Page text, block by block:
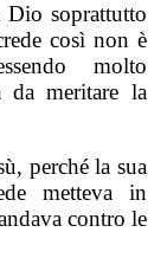
soprattutto
così non è
molto
da meritare la
perché la sua
metteva in
contro le